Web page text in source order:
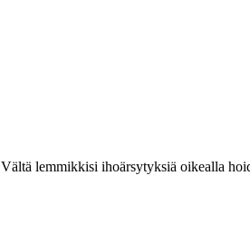
Vältä lemmikkisi ihoärsytyksiä oikealla